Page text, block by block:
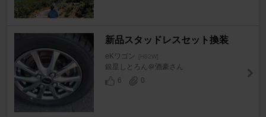
新品スタッドレスセット換装
eKワゴン [H82W]
銀星しとろん＠酒豪さん
6
0